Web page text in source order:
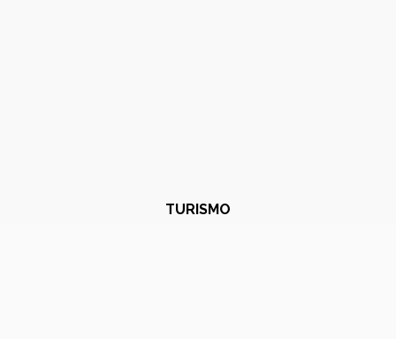
TURISMO